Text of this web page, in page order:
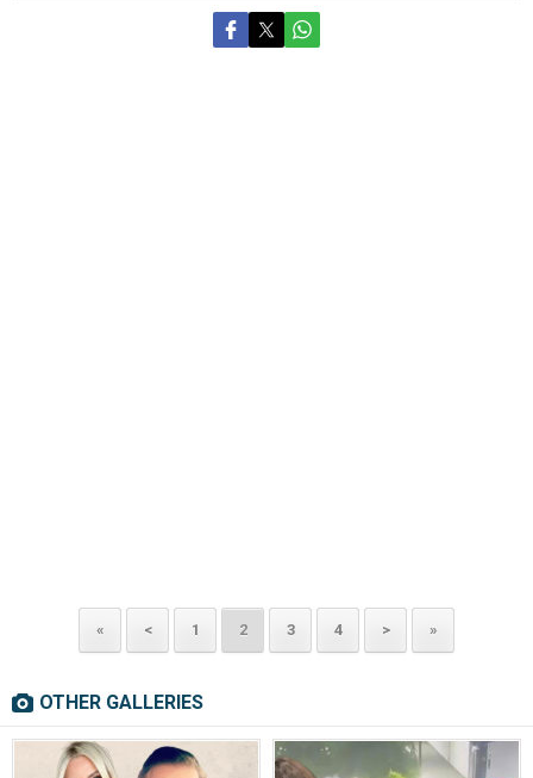
« < 1 2 3 4 > »
OTHER GALLERIES